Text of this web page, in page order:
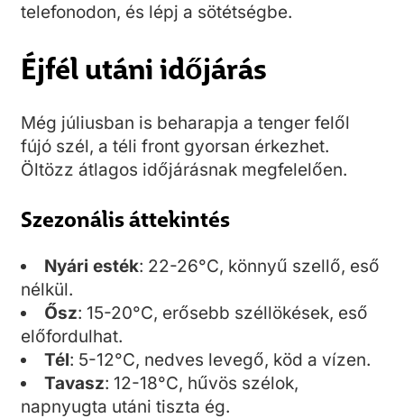
telefonodon, és lépj a sötétségbe.
Éjfél utáni időjárás
Még júliusban is beharapja a tenger felől
fújó szél, a téli front gyorsan érkezhet.
Öltözz átlagos időjárásnak megfelelően.
Szezonális áttekintés
Nyári esték: 22-26°C, könnyű szellő, eső
nélkül.
Ősz: 15-20°C, erősebb széllökések, eső
előfordulhat.
Tél: 5-12°C, nedves levegő, köd a vízen.
Tavasz: 12-18°C, hűvös szélok,
napnyugta utáni tiszta ég.